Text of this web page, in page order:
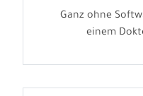
Ganz ohne
einem